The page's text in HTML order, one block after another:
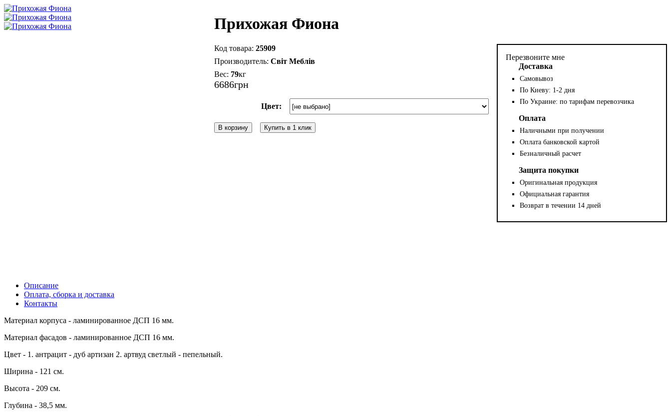
Прихожая Фиона
25909
Світ Меблів
79кг
6686грн
Цвет:
В корзину Купить в 1 клик
Перезвоните мне
Доставка
Самовывоз
По Киеву: 1-2 дня
По Украине: по тарифам перевозчика
Оплата
Наличными при получении
Оплата банковской картой
Безналичный расчет
Защита покупки
Оригинальная продукция
Официальная гарантия
Возврат в течении 14 дней
Описание
Оплата, сборка и доставка
Контакты
Материал корпуса - ламинированное ДСП 16 мм.
Материал фасадов - ламинированное ДСП 16 мм.
Цвет - 1. антрацит - дуб артизан 2. артвуд светлый - пепельный.
Ширина - 121 см.
Высота - 209 см.
Глубина - 38,5 мм.